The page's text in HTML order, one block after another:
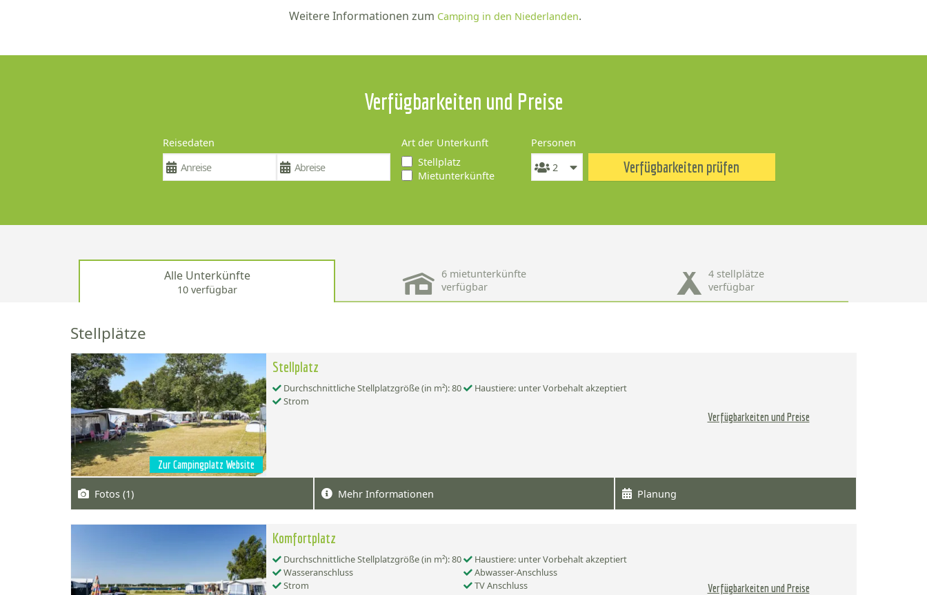
Weitere Informationen zum Camping in den Niederlanden.
Verfügbarkeiten und Preise
Reisedaten
Art der Unterkunft
Stellplatz
Mietunterkünfte
Personen
Verfügbarkeiten prüfen
Alle Unterkünfte
10 verfügbar
6 mietunterkünfte
verfügbar
4 stellplätze
verfügbar
Stellplätze
Zur Campingplatz Website
Stellplatz
Durchschnittliche Stellplatzgröße (in m²): 80
Haustiere: unter Vorbehalt akzeptiert
Strom
Verfügbarkeiten und Preise
Fotos (1) Mehr Informationen Planung
Komfortplatz
Durchschnittliche Stellplatzgröße (in m²): 80
Haustiere: unter Vorbehalt akzeptiert
Wasseranschluss
Abwasser-Anschluss
Strom
TV Anschluss Verfügbarkeiten und Preise